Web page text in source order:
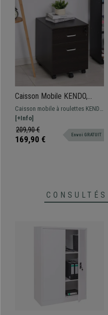
Caisson Mobile KENDO,
Verrouillable, 2 Casiers,
Roulettes avec Freins, Bois
Noir
Caisson mobile à roulettes KENDO
pratique et fonctionnel grâce à
ses 2 tiroirs et son verrouillage
centralisé.
[+Info]
209,90 €
169,90 € Envoi GRATUIT
CONSULTÉS